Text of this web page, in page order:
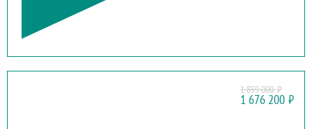
1 859 000₽
1 676 200 ₽